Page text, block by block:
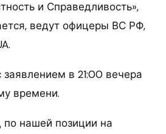
и Справедливость»,
ведут офицеры ВС РФ,
заявлением в 21:00 вечера
времени.
по нашей позиции на